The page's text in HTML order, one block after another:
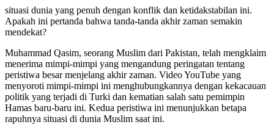
situasi dunia yang penuh dengan konflik dan ketidakstabilan ini.
Apakah ini pertanda bahwa tanda-tanda akhir zaman semakin
mendekat?
Muhammad Qasim, seorang Muslim dari Pakistan, telah mengklaim
menerima mimpi-mimpi yang mengandung peringatan tentang
peristiwa besar menjelang akhir zaman. Video YouTube yang
menyoroti mimpi-mimpi ini menghubungkannya dengan kekacauan
politik yang terjadi di Turki dan kematian salah satu pemimpin
Hamas baru-baru ini. Kedua peristiwa ini menunjukkan betapa
rapuhnya situasi di dunia Muslim saat ini.